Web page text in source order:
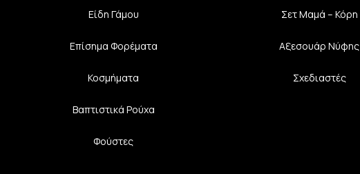
Είδη Γάμου
Επίσημα Φορέματα
Κοσμήματα
Βαπτιστικά Ρούχα
Φούστες
Σετ Μαμά – Κόρη
Αξεσουάρ Νύφης
Σχεδιαστές